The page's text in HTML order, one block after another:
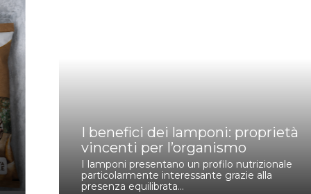
I benefici dei lamponi: proprietà
vincenti per l’organismo
I lamponi presentano un profilo nutrizionale
particolarmente interessante grazie alla
presenza equilibrata…